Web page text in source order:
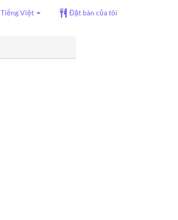
Tiếng Việt Đặt bàn của tôi